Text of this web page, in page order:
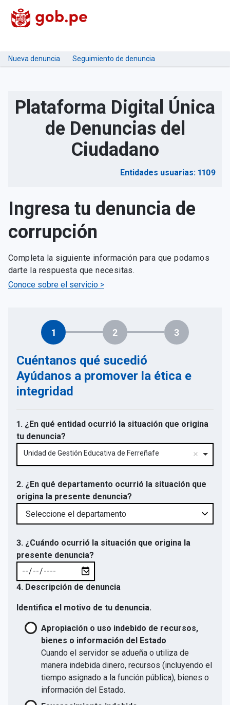
Nueva denuncia Seguimiento de denuncia
Plataforma Digital Única
de Denuncias del
Ciudadano
Entidades usuarias: 1109
Ingresa tu denuncia de
corrupción
Completa la siguiente información para que podamos
darte la respuesta que necesitas.
Conoce sobre el servicio >
1 2 3
Cuéntanos qué sucedió
Ayúdanos a promover la ética e
integridad
1. ¿En qué entidad ocurrió la situación que origina
tu denuncia?
Unidad de Gestión Educativa de Ferreñafe
2. ¿En qué departamento ocurrió la situación que
origina la presente denuncia?
3. ¿Cuándo ocurrió la situación que origina la
presente denuncia?
4. Descripción de denuncia
Identifica el motivo de tu denuncia.
Apropiación o uso indebido de recursos,
bienes o información del Estado
Cuando el servidor se adueña o utiliza de
manera indebida dinero, recursos (incluyendo el
tiempo asignado a la función pública), bienes o
información del Estado.